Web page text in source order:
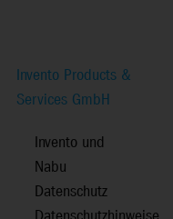
Invento Products &
Services GmbH
Invento und
Nabu
Datenschutz